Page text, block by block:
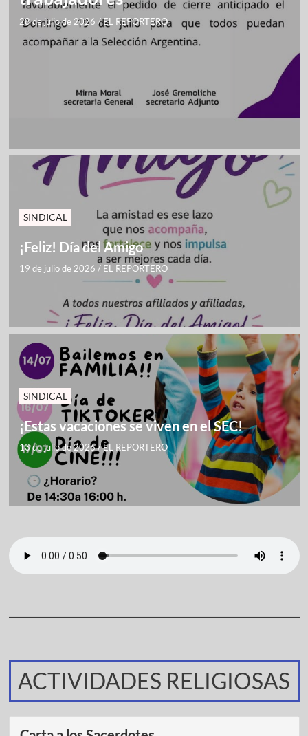
28 de julio de 2026 /EL REPORTERO
SINDICAL
¡Feliz! Día del Amigo
19 de julio de 2026 / EL REPORTERO
SINDICAL
¡Estas vacaciones se viven en el SEC!
13 de julio de 2026/EL REPORTERO
ACTIVIDADES RELIGIOSAS